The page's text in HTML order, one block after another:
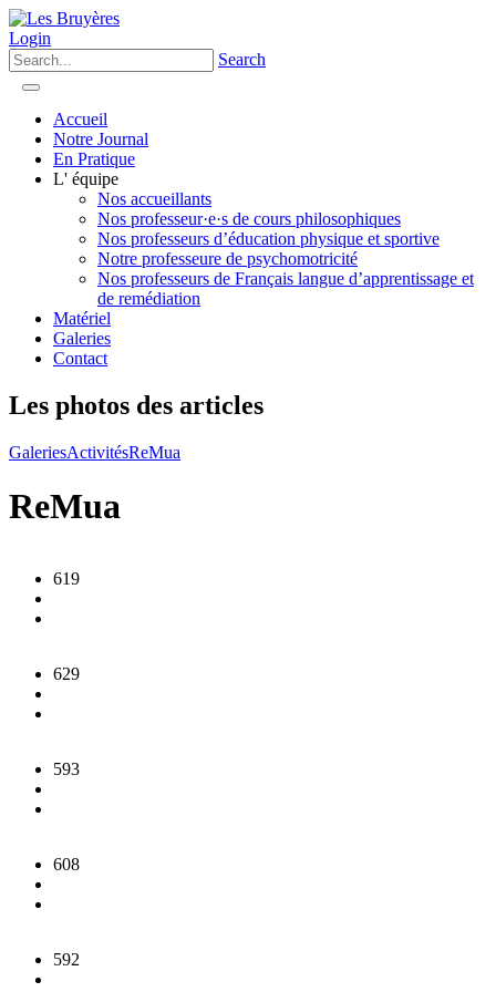
Login
Search
Accueil
Notre Journal
En Pratique
L' équipe
Nos accueillants
Nos professeur·e·s de cours philosophiques
Nos professeurs d’éducation physique et sportive
Notre professeure de psychomotricité
Nos professeurs de Français langue d’apprentissage et
de remédiation
Matériel
Galeries
Contact
Les photos des articles
GaleriesActivitésReMua
ReMua
619
629
593
608
592